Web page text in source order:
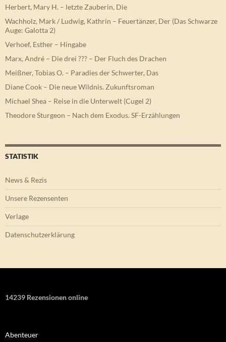
Herbert, Mary H. – letzte Zauberin, Die
Wachholz, Mark / Ludwig, Kathrin – Feuertänzer, Der (Das Schwarze
Auge: Galotta 2)
Verhoef, Esther – Hingabe
Marx, André – Die drei ??? – Der Fluch des Drachen
Meißner, Tobias O. – Paradies der Schwerter, Das
Diane Cook – Die neue Wildnis. Zukunftsroman
Michael Shea – Reise in die Unterwelt (Cugel 2)
Theodore Sturgeon – Nach dem Exodus. SF-Erzählungen
STATISTIK
News & Rezis
Unsere Rezensenten
Verlage
Datenschutzerklärung
14239 Rezensionen online
Abenteuer